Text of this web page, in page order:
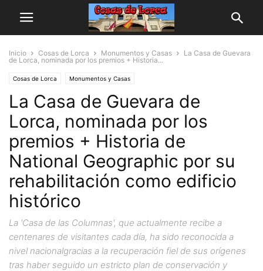
Inicio Cosas de Lorca Monumentos y Casas
La Casa de Guevara
de Lorca, nominada por los premios + Historia...
Cosas de Lorca Monumentos y Casas
La Casa de Guevara de
Lorca, nominada por los
premios + Historia de
National Geographic por su
rehabilitación como edificio
histórico
La 'Casa de las Columnas', que actualmente recibe a
centenares de visitantes cada día, ha sido reconocida a
nivel nacionalgracias a la recuperación fiel de sus orígenes
tras haber seguido un estricto plan de conservación y